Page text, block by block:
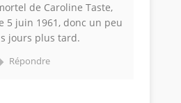
de Caroline Taste,
5 juin 1961, donc un peu
jours plus tard.
Répondre